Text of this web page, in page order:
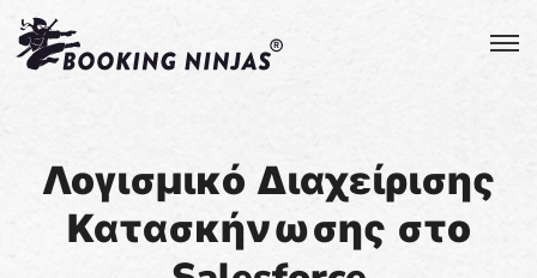
Λογισμικό Διαχείρισης
Κατασκήνωσης στο